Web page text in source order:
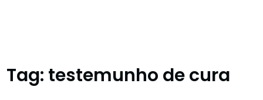
Tag: testemunho de cura